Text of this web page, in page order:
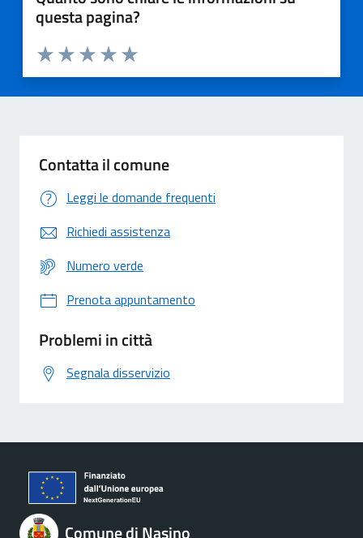
questa pagina?
Valuta 5 stelle su 5
Valuta 4 stelle su 5
Valuta 3 stelle su 5
Valuta 2 stelle su 5
Valuta 1 stelle su 5
Contatta il comune
Leggi le domande frequenti
Richiedi assistenza
Numero verde
Prenota appuntamento
Problemi in città
Segnala disservizio
Comune di Nasino